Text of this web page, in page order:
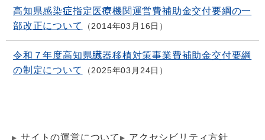
高知県感染症指定医療機関運営費補助金交付要綱の一
部改正について
2014年03月16日
令和７年度高知県臓器移植対策事業費補助金交付要綱
の制定について
2025年03月24日
サイトの運営について
アクセシビリティ方針